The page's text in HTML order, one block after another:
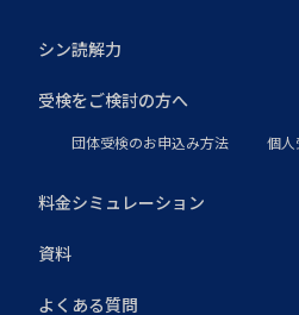
シン読解力
受検をご検討の方へ
団体受検のお申込み方法 個人
料金シミュレーション
資料
よくある質問